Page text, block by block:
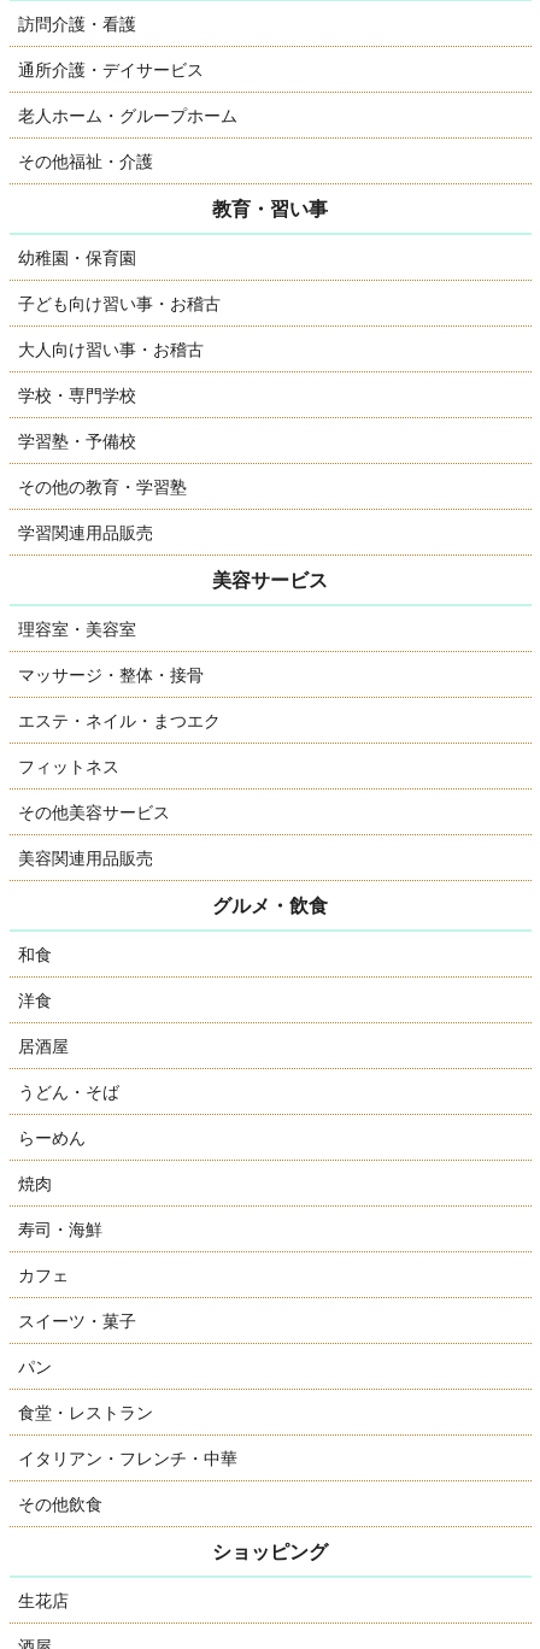
訪問介護・看護
通所介護・デイサービス
老人ホーム・グループホーム
その他福祉・介護
教育・習い事
幼稚園・保育園
子ども向け習い事・お稽古
大人向け習い事・お稽古
学校・専門学校
学習塾・予備校
その他の教育・学習塾
学習関連用品販売
美容サービス
理容室・美容室
マッサージ・整体・接骨
エステ・ネイル・まつエク
フィットネス
その他美容サービス
美容関連用品販売
グルメ・飲食
和食
洋食
居酒屋
うどん・そば
らーめん
焼肉
寿司・海鮮
カフェ
スイーツ・菓子
パン
食堂・レストラン
イタリアン・フレンチ・中華
その他飲食
ショッピング
生花店